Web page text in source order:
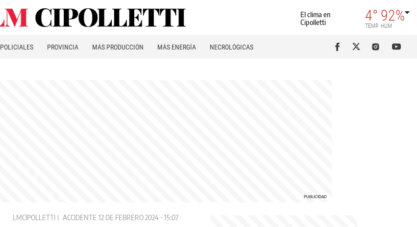
El clima en
Cipolletti
4°
TEMP
92%
HUM
POLICIALES PROVINCIA MÁS PRODUCCIÓN MÁS ENERGÍA NECROLÓGICAS
LMCIPOLLETTI ACCIDENTE 12 DE FEBRERO 2024 - 15:07